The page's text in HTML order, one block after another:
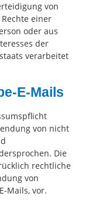
von
einer
oder aus
der
verarbeitet
E-Mails
von nicht
Die
rechtliche
von
Mails, vor.